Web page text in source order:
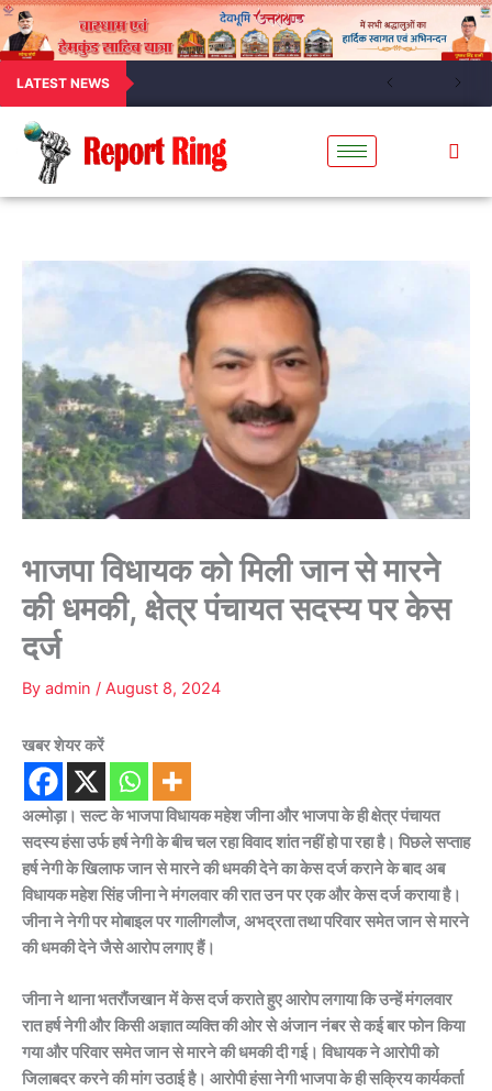
LATEST NEWS
भाजपा विधायक को मिली जान से मारने
की धमकी, क्षेत्र पंचायत सदस्य पर केस
दर्ज
By admin / August 8, 2024
खबर शेयर करें
अल्मोड़ा। सल्ट के भाजपा विधायक महेश जीना और भाजपा के ही क्षेत्र पंचायत
सदस्य हंसा उर्फ हर्ष नेगी के बीच चल रहा विवाद शांत नहीं हो पा रहा है। पिछले सप्ताह
हर्ष नेगी के खिलाफ जान से मारने की धमकी देने का केस दर्ज कराने के बाद अब
विधायक महेश सिंह जीना ने मंगलवार की रात उन पर एक और केस दर्ज कराया है।
जीना ने नेगी पर मोबाइल पर गालीगलौज, अभद्रता तथा परिवार समेत जान से मारने
की धमकी देने जैसे आरोप लगाए हैं।
जीना ने थाना भतरौंजखान में केस दर्ज कराते हुए आरोप लगाया कि उन्हें मंगलवार
रात हर्ष नेगी और किसी अज्ञात व्यक्ति की ओर से अंजान नंबर से कई बार फोन किया
गया और परिवार समेत जान से मारने की धमकी दी गई। विधायक ने आरोपी को
जिलाबदर करने की मांग उठाई है। आरोपी हंसा नेगी भाजपा के ही सक्रिय कार्यकर्ता